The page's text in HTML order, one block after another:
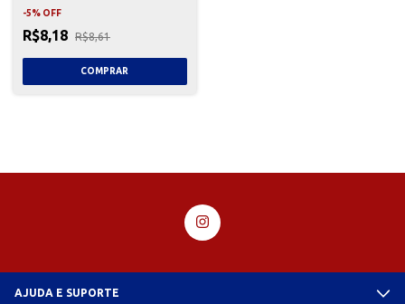
-5% OFF
R$8,18 R$8,61
AJUDA E SUPORTE